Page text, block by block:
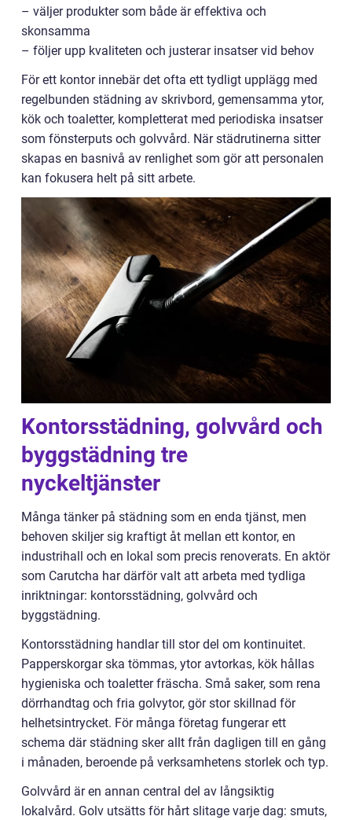
– väljer produkter som både är effektiva och
skonsamma
– följer upp kvaliteten och justerar insatser vid behov
För ett kontor innebär det ofta ett tydligt upplägg med
regelbunden städning av skrivbord, gemensamma ytor,
kök och toaletter, kompletterat med periodiska insatser
som fönsterputs och golvvård. När städrutinerna sitter
skapas en basnivå av renlighet som gör att personalen
kan fokusera helt på sitt arbete.
Kontorsstädning, golvvård och
byggstädning tre
nyckeltjänster
Många tänker på städning som en enda tjänst, men
behoven skiljer sig kraftigt åt mellan ett kontor, en
industrihall och en lokal som precis renoverats. En aktör
som Carutcha har därför valt att arbeta med tydliga
inriktningar: kontorsstädning, golvvård och
byggstädning.
Kontorsstädning handlar till stor del om kontinuitet.
Papperskorgar ska tömmas, ytor avtorkas, kök hållas
hygieniska och toaletter fräscha. Små saker, som rena
dörrhandtag och fria golvytor, gör stor skillnad för
helhetsintrycket. För många företag fungerar ett
schema där städning sker allt från dagligen till en gång
i månaden, beroende på verksamhetens storlek och typ.
Golvvård är en annan central del av långsiktig
lokalvård. Golv utsätts för hårt slitage varje dag: smuts,